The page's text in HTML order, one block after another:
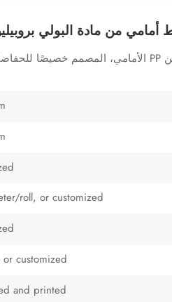
من مادة البولي
roll, or customized
customized
and printed